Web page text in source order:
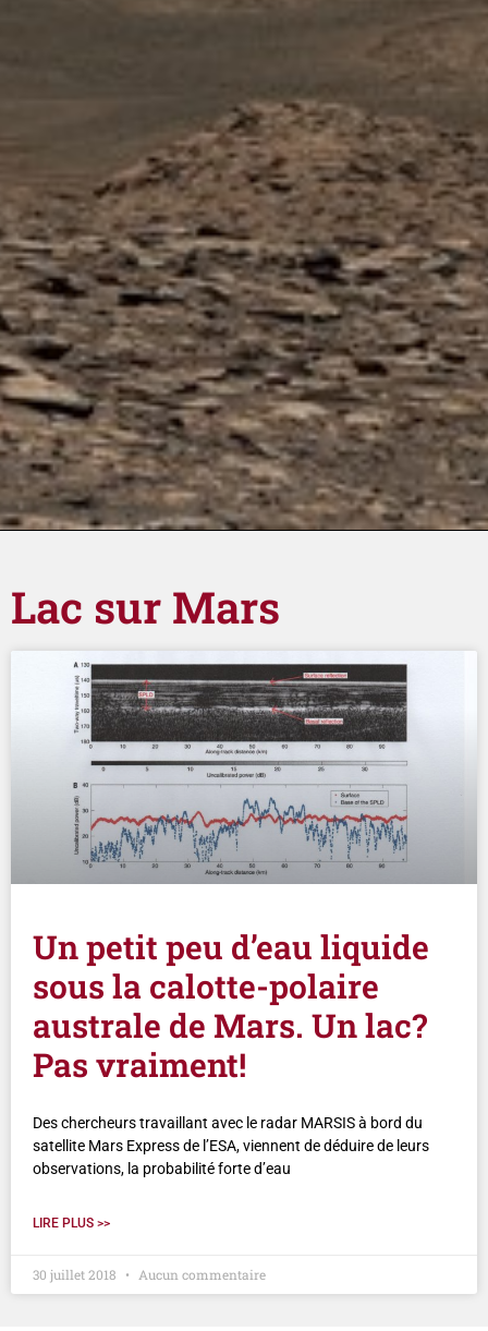
Lac sur Mars
Un petit peu d’eau liquide
sous la calotte-polaire
australe de Mars. Un lac?
Pas vraiment!
Des chercheurs travaillant avec le radar MARSIS à bord du
satellite Mars Express de l’ESA, viennent de déduire de leurs
observations, la probabilité forte d’eau
LIRE PLUS >>
30 juillet 2018 Aucun commentaire